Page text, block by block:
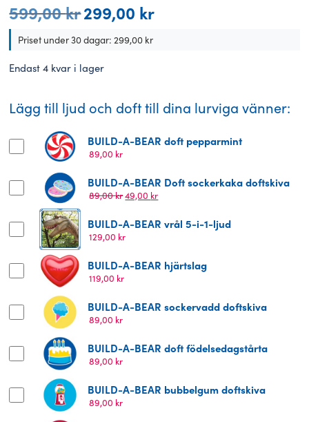
599,00kr Det
ursprungliga
priset
599,00 kr.
299,00 krDet
Priset under 30 dagar:299,00 kr
Endast 4 kvar i lager
Lägg till ljud och doft till dina lurviga vänner:
BUILD-A-BEAR doft pepparmint
89,00 kr
BUILD-A-BEAR Doft sockerkaka doftskiva
89,00krDet
priset
var:
49,00 krDet
priset
är:
BUILD-A-BEAR vrål 5-i-1-ljud
129,00 kr
BUILD-A-BEAR hjärtslag
119,00 kr
BUILD-A-BEAR sockervadd doftskiva
89,00 kr
BUILD-A-BEAR doft födelsedagstårta
89,00 kr
BUILD-A-BEAR bubbelgum doftskiva
89,00 kr